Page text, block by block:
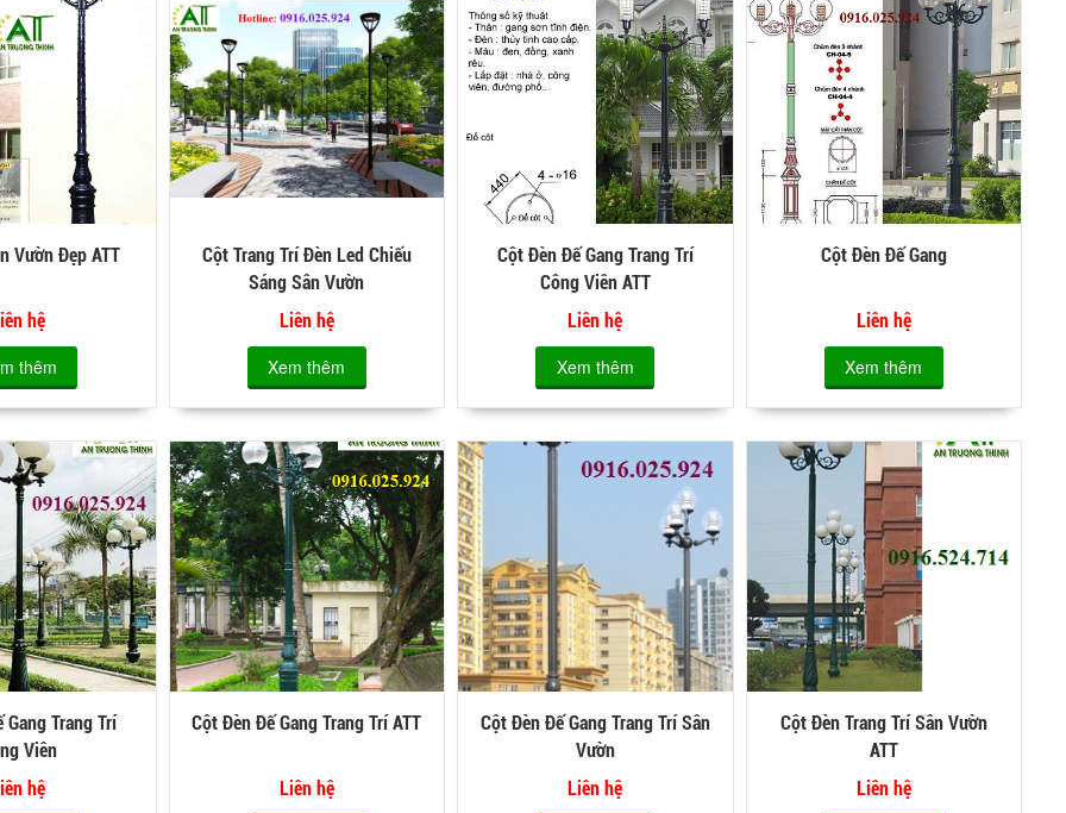
Vườn Đẹp ATT
hệ
thêm
Cột Trang Trí Đèn Led Chiếu
Sáng Sân Vườn
Liên hệ
Xem thêm
Cột Đèn Đế Gang Trang Trí
Công Viên ATT
Liên hệ
Xem thêm
Cột Đèn Đế Gang
Liên hệ
Xem thêm
Trang Trí
Viên
hệ
Cột Đèn Đế Gang Trang Trí ATT
Liên hệ
Cột Đèn Đế Gang Trang Trí Sân
Vườn
Liên hệ
Cột Đèn Trang Trí Sân Vườn
ATT
Liên hệ